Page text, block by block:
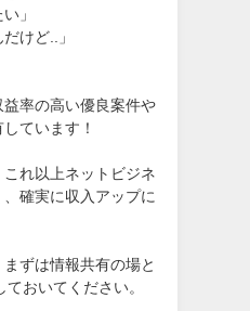
」
けど..」
率の高い優良案件や
ています！
れ以上ネットビジネ
確実に収入アップに
ずは情報共有の場と
おいてください。